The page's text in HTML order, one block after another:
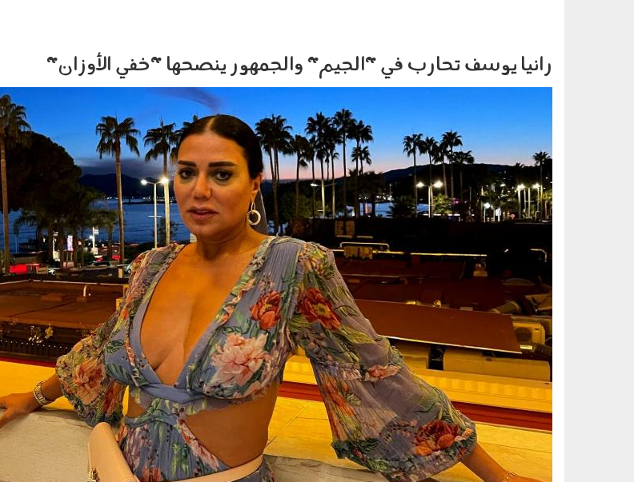
رانيا يوسف تحارب في "الجيم" والجمهور ينصحها "خفي الأوزان"
0606_010b.jpg